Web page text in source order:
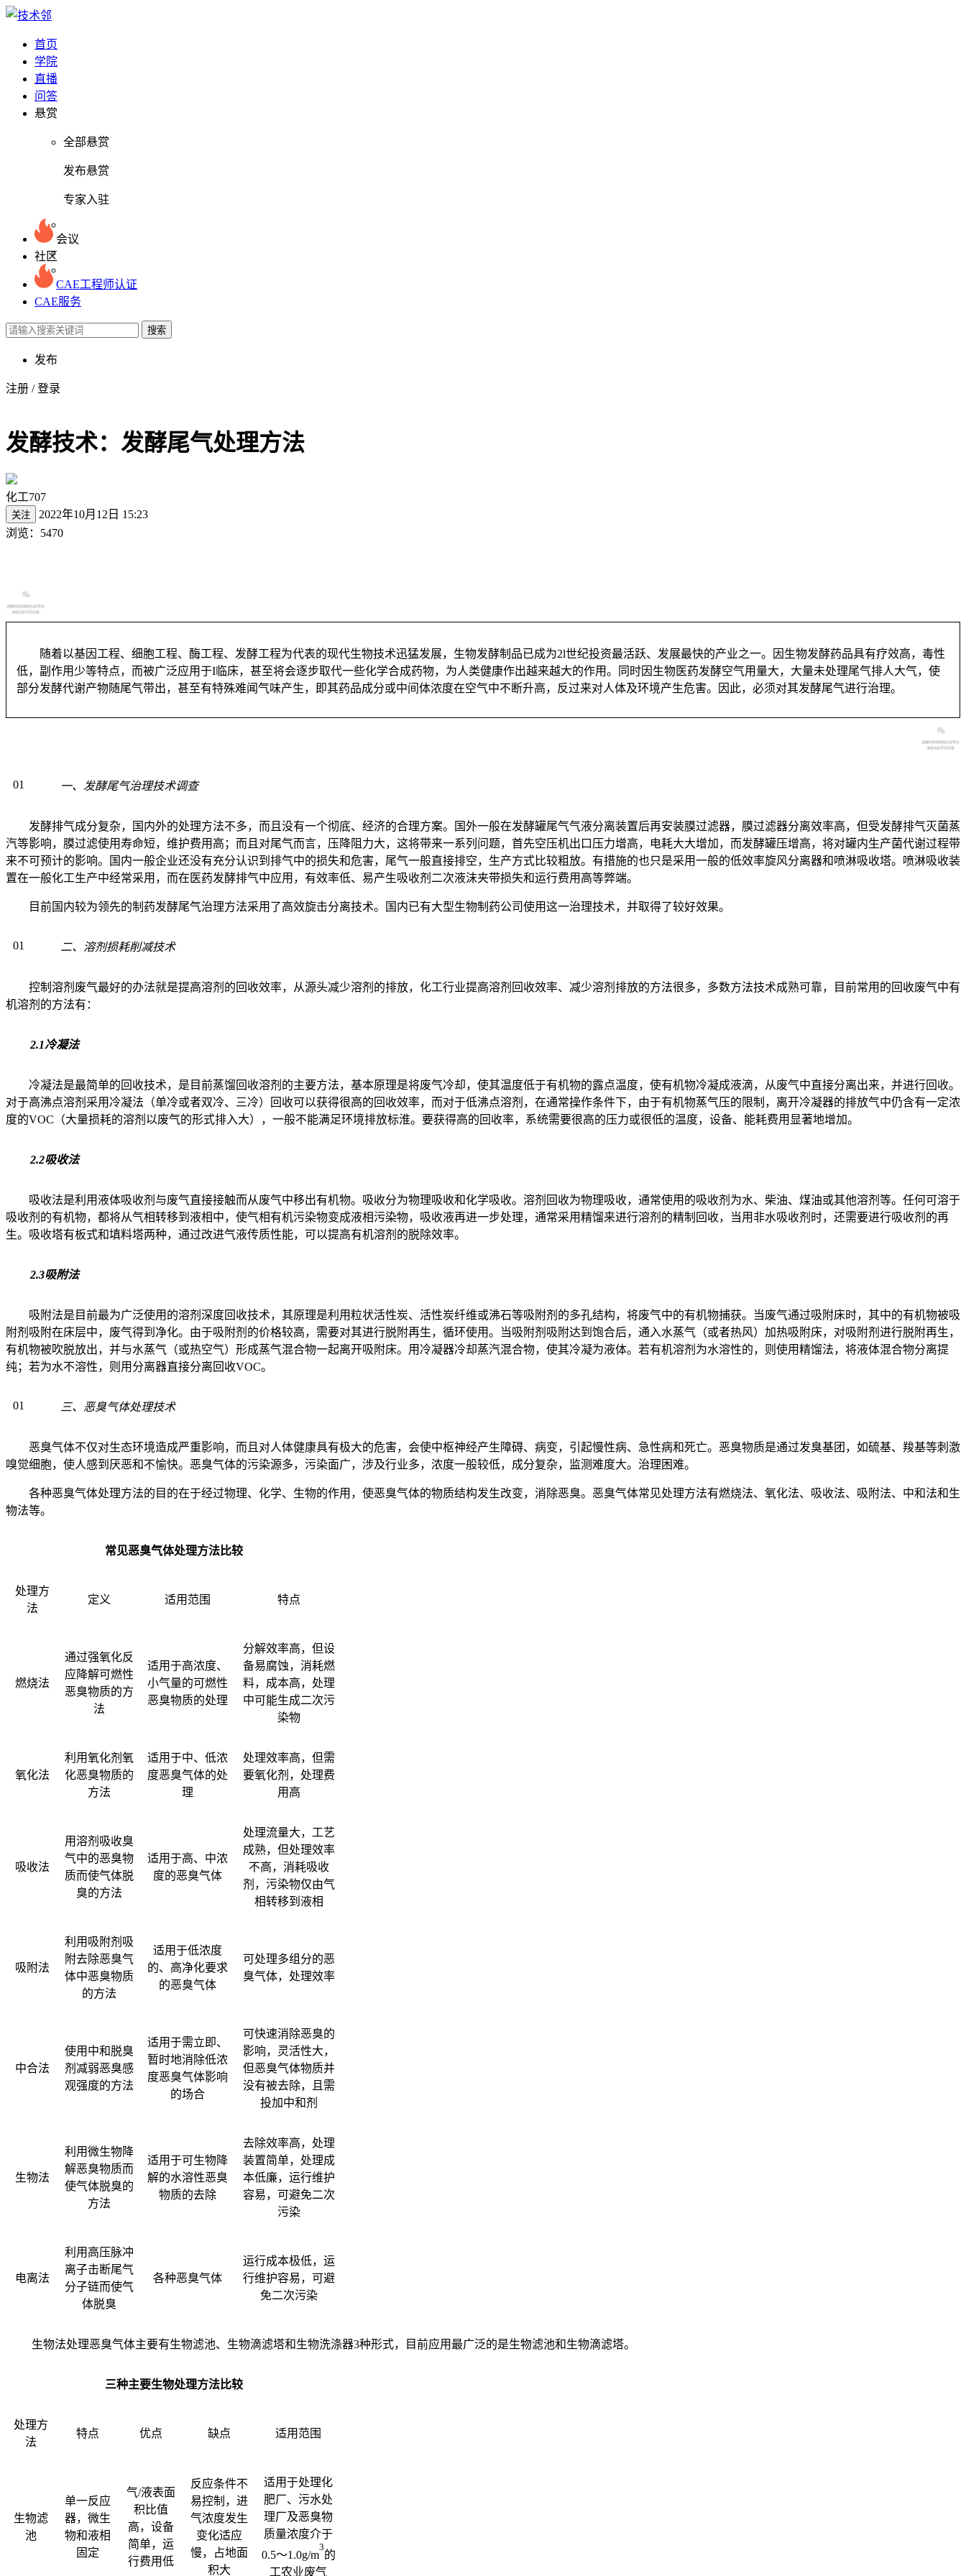
首页
学院
直播
问答
悬赏
全部悬赏
发布悬赏
专家入驻
会议
社区
CAE工程师认证
CAE服务
搜索
发布
注册 /登录
发酵技术：发酵尾气处理方法
化工707
关注
2022年10月12日 15:23
浏览：5470
随着以基因工程、细胞工程、酶工程、发酵工程为代表的现代生物技术迅猛发展，生物发酵制品已成为2l世纪投资最活跃、发展最快的产业之一。因生物发酵药品具有疗效高，毒性
低，副作用少等特点，而被广泛应用于I临床，甚至将会逐步取代一些化学合成药物，为人类健康作出越来越大的作用。同时因生物医药发酵空气用量大，大量未处理尾气排人大气，使
部分发酵代谢产物随尾气带出，甚至有特殊难闻气味产生，即其药品成分或中间体浓度在空气中不断升高，反过来对人体及环境产生危害。因此，必须对其发酵尾气进行治理。
01 一、发酵尾气治理技术调查
发酵排气成分复杂，国内外的处理方法不多，而且没有一个彻底、经济的合理方案。国外一般在发酵罐尾气气液分离装置后再安装膜过滤器，膜过滤器分离效率高，但受发酵排气灭菌蒸
汽等影响，膜过滤使用寿命短，维护费用高；而且对尾气而言，压降阻力大，这将带来一系列问题，首先空压机出口压力增高，电耗大大增加，而发酵罐压增高，将对罐内生产菌代谢过程带
来不可预计的影响。国内一般企业还没有充分认识到排气中的损失和危害，尾气一般直接排空，生产方式比较粗放。有措施的也只是采用一般的低效率旋风分离器和喷淋吸收塔。喷淋吸收装
置在一般化工生产中经常采用，而在医药发酵排气中应用，有效率低、易产生吸收剂二次液沫夹带损失和运行费用高等弊端。
目前国内较为领先的制药发酵尾气治理方法采用了高效旋击分离技术。国内已有大型生物制药公司使用这一治理技术，并取得了较好效果。
01 二、溶剂损耗削减技术
控制溶剂废气最好的办法就是提高溶剂的回收效率，从源头减少溶剂的排放，化工行业提高溶剂回收效率、减少溶剂排放的方法很多，多数方法技术成熟可靠，目前常用的回收废气中有
机溶剂的方法有：
2.1冷凝法
冷凝法是最简单的回收技术，是目前蒸馏回收溶剂的主要方法，基本原理是将废气冷却，使其温度低于有机物的露点温度，使有机物冷凝成液滴，从废气中直接分离出来，并进行回收。
对于高沸点溶剂采用冷凝法（单冷或者双冷、三冷）回收可以获得很高的回收效率，而对于低沸点溶剂，在通常操作条件下，由于有机物蒸气压的限制，离开冷凝器的排放气中仍含有一定浓
度的VOC （大量损耗的溶剂以废气的形式排入大） ，一般不能满足环境排放标淮。要获得高的回收率，系统需要很高的压力或很低的温度，设备、能耗费用显著地增加。
2.2吸收法
吸收法是利用液体吸收剂与废气直接接触而从废气中移出有机物。吸收分为物理吸收和化学吸收。溶剂回收为物理吸收，通常使用的吸收剂为水、柴油、煤油或其他溶剂等。任何可溶于
吸收剂的有机物，都将从气相转移到液相中，使气相有机污染物变成液相污染物，吸收液再进一步处理，通常采用精馏来进行溶剂的精制回收，当用非水吸收剂时，还需要进行吸收剂的再
生。吸收塔有板式和填料塔两种，通过改进气液传质性能，可以提高有机溶剂的脱除效率。
2.3吸附法
吸附法是目前最为广泛使用的溶剂深度回收技术，其原理是利用粒状活性炭、活性炭纤维或沸石等吸附剂的多孔结构，将废气中的有机物捕获。当废气通过吸附床时，其中的有机物被吸
附剂吸附在床层中，废气得到净化。由于吸附剂的价格较高，需要对其进行脱附再生，循环使用。当吸附剂吸附达到饱合后，通入水蒸气（或者热风）加热吸附床，对吸附剂进行脱附再生，
有机物被吹脱放出，并与水蒸气（或热空气）形成蒸气混合物一起离开吸附床。用冷凝器冷却蒸汽混合物，使其冷凝为液体。若有机溶剂为水溶性的，则使用精馏法，将液体混合物分离提
纯；若为水不溶性，则用分离器直接分离回收VOC。
01 三、恶臭气体处理技术
恶臭气体不仅对生态环境造成严重影响，而且对人体健康具有极大的危害，会使中枢神经产生障碍、病变，引起慢性病、急性病和死亡。恶臭物质是通过发臭基团，如硫基、羧基等刺激
嗅觉细胞，使人感到厌恶和不愉快。恶臭气体的污染源多，污染面广，涉及行业多，浓度一般较低，成分复杂，监测难度大。治理困难。
各种恶臭气体处理方法的目的在于经过物理、化学、生物的作用，使恶臭气体的物质结构发生改变，消除恶臭。恶臭气体常见处理方法有燃烧法、氧化法、吸收法、吸附法、中和法和生
物法等。
常见恶臭气体处理方法比较
处理方
法
定义 适用范围 特点
燃烧法
通过强氧化反
应降解可燃性
恶臭物质的方
法
适用于高浓度、
小气量的可燃性
恶臭物质的处理
分解效率高，但设
备易腐蚀，消耗燃
料，成本高，处理
中可能生成二次污
染物
氧化法
利用氧化剂氧
化恶臭物质的
方法
适用于中、低浓
度恶臭气体的处
理
处理效率高，但需
要氧化剂，处理费
用高
吸收法
用溶剂吸收臭
气中的恶臭物
质而使气体脱
臭的方法
适用于高、中浓
度的恶臭气体
处理流量大，工艺
成熟，但处理效率
不高，消耗吸收
剂，污染物仅由气
相转移到液相
吸附法
利用吸附剂吸
附去除恶臭气
体中恶臭物质
的方法
适用于低浓度
的、高净化要求
的恶臭气体
可处理多组分的恶
臭气体，处理效率
中合法
使用中和脱臭
剂减弱恶臭感
观强度的方法
适用于需立即、
暂时地消除低浓
度恶臭气体影响
的场合
可快速消除恶臭的
影响，灵活性大，
但恶臭气体物质并
没有被去除，且需
投加中和剂
生物法
利用微生物降
解恶臭物质而
使气体脱臭的
方法
适用于可生物降
解的水溶性恶臭
物质的去除
去除效率高，处理
装置简单，处理成
本低廉，运行维护
容易，可避免二次
污染
电离法
利用高压脉冲
离子击断尾气
分子链而使气
体脱臭
各种恶臭气体
运行成本极低，运
行维护容易，可避
免二次污染
生物法处理恶臭气体主要有生物滤池、生物滴滤塔和生物洗涤器3种形式，目前应用最广泛的是生物滤池和生物滴滤塔。
三种主要生物处理方法比较
处理方
法
特点 优点 缺点 适用范围
生物滤
池
单一反应
器，微生
物和液相
固定
气/液表面
积比值
高，设备
简单，运
行费用低
反应条件不
易控制，进
气浓度发生
变化适应
慢，占地面
积大
适用于处理化
肥厂、污水处
理厂及恶臭物
质量浓度介于
0.5～1.0g/m
3
的
工农业废气